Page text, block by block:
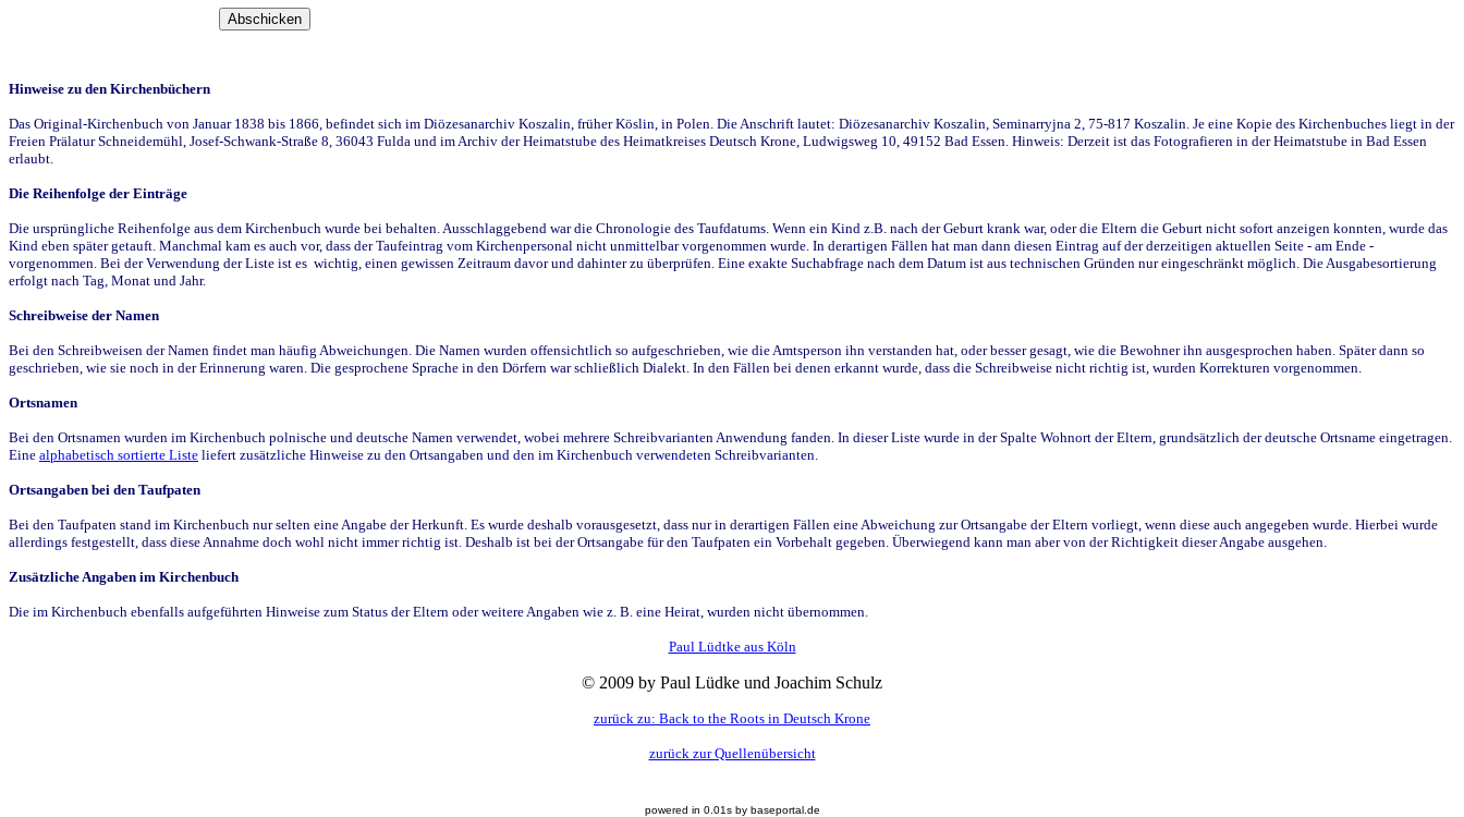
Hinweise zu den Kirchenbüchern
Das Original-Kirchenbuch von Januar 1838 bis 1866, befindet sich im Diözesanarchiv Koszalin, früher Köslin, in Polen. Die Anschrift lautet: Diözesanarchiv Koszalin, Seminarryjna 2, 75-817 Koszalin. Je eine Kopie des Kirchenbuches liegt in der
Freien Prälatur Schneidemühl, Josef-Schwank-Straße 8, 36043 Fulda und im Archiv der Heimatstube des Heimatkreises Deutsch Krone, Ludwigsweg 10, 49152 Bad Essen. Hinweis: Derzeit ist das Fotografieren in der Heimatstube in Bad Essen
erlaubt.
Die Reihenfolge der Einträge
Die ursprüngliche Reihenfolge aus dem Kirchenbuch wurde bei behalten. Ausschlaggebend war die Chronologie des Taufdatums. Wenn ein Kind z.B. nach der Geburt krank war, oder die Eltern die Geburt nicht sofort anzeigen konnten, wurde das
Kind eben später getauft. Manchmal kam es auch vor, dass der Taufeintrag vom Kirchenpersonal nicht unmittelbar vorgenommen wurde. In derartigen Fällen hat man dann diesen Eintrag auf der derzeitigen aktuellen Seite - am Ende -
vorgenommen. Bei der Verwendung der Liste ist es wichtig, einen gewissen Zeitraum davor und dahinter zu überprüfen. Eine exakte Suchabfrage nach dem Datum ist aus technischen Gründen nur eingeschränkt möglich. Die Ausgabesortierung
erfolgt nach Tag, Monat und Jahr.
Schreibweise der Namen
Bei den Schreibweisen der Namen findet man häufig Abweichungen. Die Namen wurden offensichtlich so aufgeschrieben, wie die Amtsperson ihn verstanden hat, oder besser gesagt, wie die Bewohner ihn ausgesprochen haben. Später dann so
geschrieben, wie sie noch in der Erinnerung waren. Die gesprochene Sprache in den Dörfern war schließlich Dialekt. In den Fällen bei denen erkannt wurde, dass die Schreibweise nicht richtig ist, wurden Korrekturen vorgenommen.
Ortsnamen
Bei den Ortsnamen wurden im Kirchenbuch polnische und deutsche Namen verwendet, wobei mehrere Schreibvarianten Anwendung fanden. In dieser Liste wurde in der Spalte Wohnort der Eltern, grundsätzlich der deutsche Ortsname eingetragen.
Eine alphabetisch sortierte Liste liefert zusätzliche Hinweise zu den Ortsangaben und den im Kirchenbuch verwendeten Schreibvarianten.
Ortsangaben bei den Taufpaten
Bei den Taufpaten stand im Kirchenbuch nur selten eine Angabe der Herkunft. Es wurde deshalb vorausgesetzt, dass nur in derartigen Fällen eine Abweichung zur Ortsangabe der Eltern vorliegt, wenn diese auch angegeben wurde. Hierbei wurde
allerdings festgestellt, dass diese Annahme doch wohl nicht immer richtig ist. Deshalb ist bei der Ortsangabe für den Taufpaten ein Vorbehalt gegeben. Überwiegend kann man aber von der Richtigkeit dieser Angabe ausgehen.
Zusätzliche Angaben im Kirchenbuch
Die im Kirchenbuch ebenfalls aufgeführten Hinweise zum Status der Eltern oder weitere Angaben wie z. B. eine Heirat, wurden nicht übernommen.
Paul Lüdtke aus Köln
© 2009 by Paul Lüdke und Joachim Schulz
zurück zu: Back to the Roots in Deutsch Krone
zurück zur Quellenübersicht
powered in 0.01s by baseportal.de